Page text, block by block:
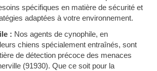
spécifiques en matière de sécurité et
adaptées à votre environnement.
: Nos agents de cynophile, en
chiens spécialement entraînés, sont
de détection précoce des menaces
(91930). Que ce soit pour la